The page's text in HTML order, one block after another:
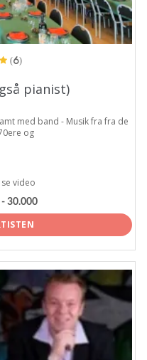
(6)
pianist)
med band - Musik fra fra de
og
video
- 30.000